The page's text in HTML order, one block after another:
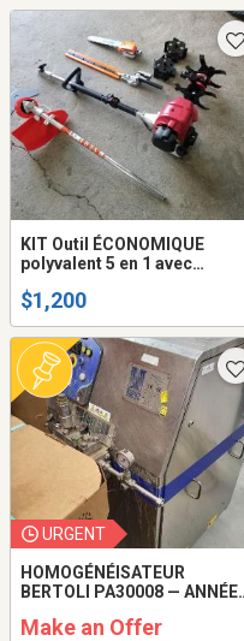
KIT Outil ÉCONOMIQUE
polyvalent 5 en 1 avec
TEMPS (élagage , haie ,
herbe , débrousailleuse
,bêcheuse )
$1,200
URGENT
HOMOGÉNÉISATEUR
BERTOLI PA30008 — ANNÉE
Make an Offer